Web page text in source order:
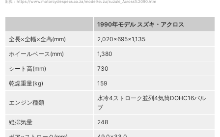
出典：https://www.motorcyclespecs.co.za/model/suzu/suzuki_Across%2090.htm
1990年モデル スズキ・アクロス
全長×全幅×全高(mm)
2,020×695×1,135
ホイールベース(mm)
1,380
シート高(mm)
730
乾燥重量(kg)
159
エンジン種類
水冷4ストローク並列4気筒DOHC16バル
ブ
総排気量
248